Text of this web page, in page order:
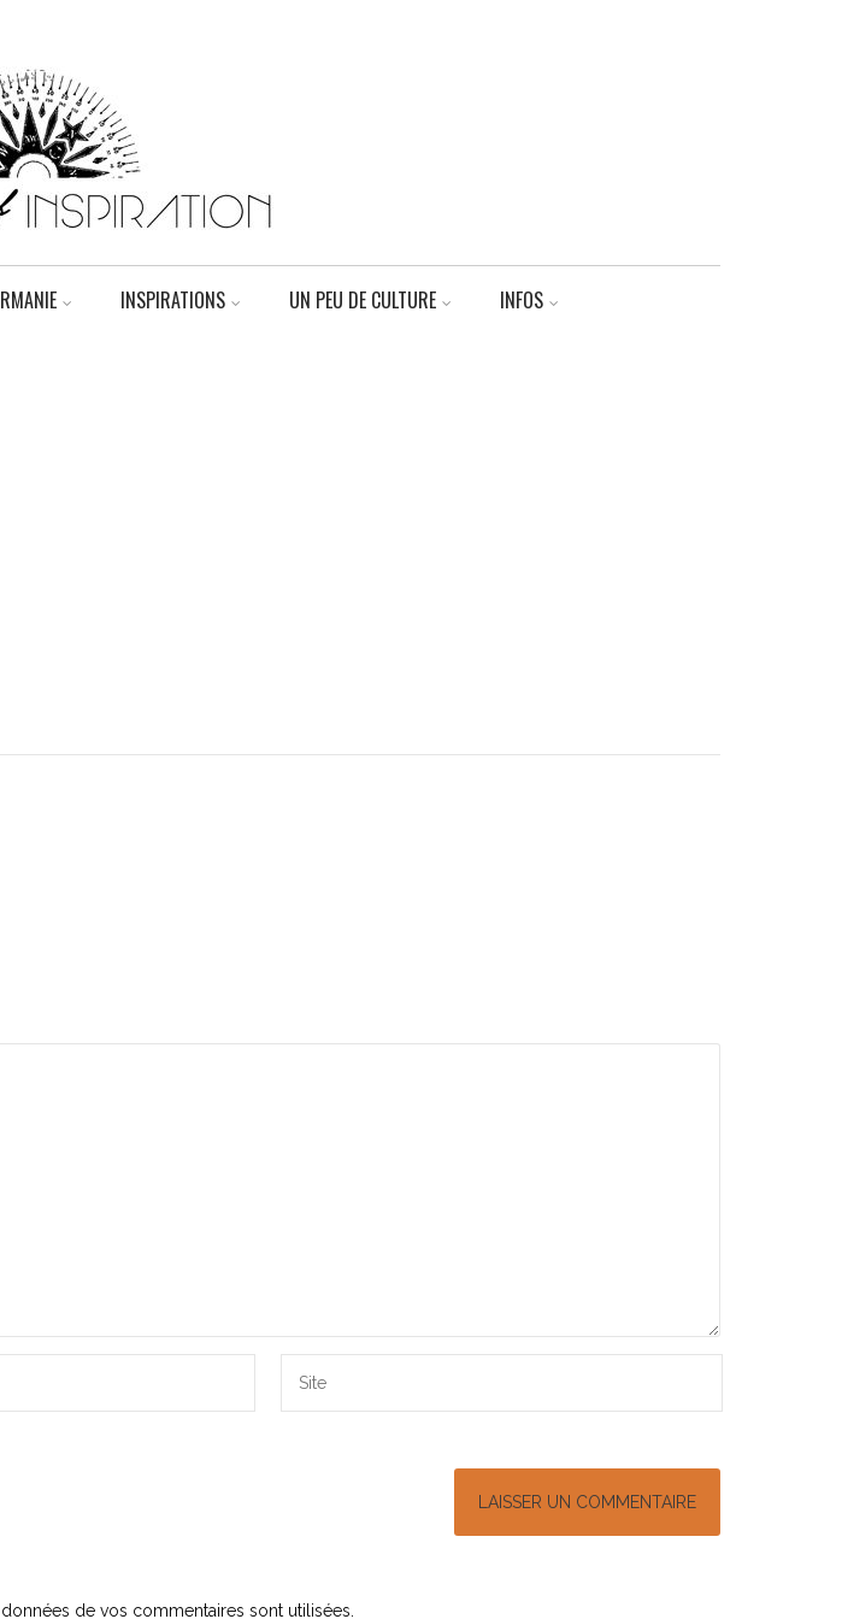
INSPIRATIONS UN PEU DE CULTURE INFOS
de vos commentaires sont utilisées